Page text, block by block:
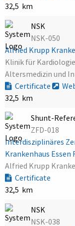
32,5 km
NSK
NSK-050
Alfried Krupp
Klinik für
Altersmedizin und
Certificate
32,5 km
Shunt-
ZFD-018
Interdisziplinäres
Krankenhaus Essen
Alfried Krupp
Certificate
32,5 km
NSK
NSK-038